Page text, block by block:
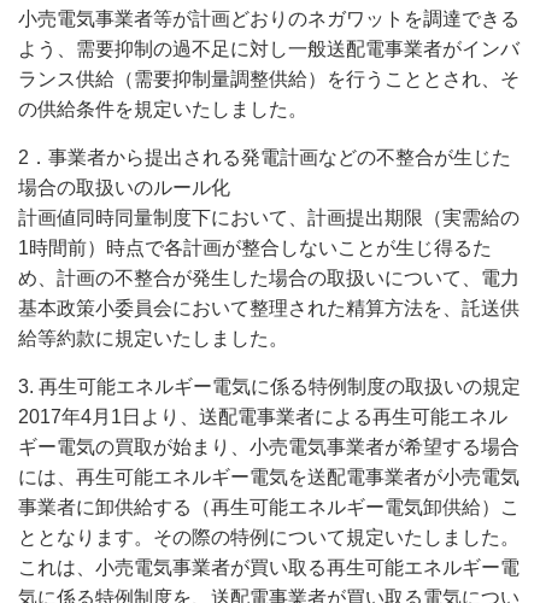
小売電気事業者等が計画どおりのネガワットを調達できる
よう、需要抑制の過不足に対し一般送配電事業者がインバ
ランス供給（需要抑制量調整供給）を行うこととされ、そ
の供給条件を規定いたしました。
2．事業者から提出される発電計画などの不整合が生じた
場合の取扱いのルール化
計画値同時同量制度下において、計画提出期限（実需給の
1時間前）時点で各計画が整合しないことが生じ得るた
め、計画の不整合が発生した場合の取扱いについて、電力
基本政策小委員会において整理された精算方法を、託送供
給等約款に規定いたしました。
3. 再生可能エネルギー電気に係る特例制度の取扱いの規定
2017年4月1日より、送配電事業者による再生可能エネル
ギー電気の買取が始まり、小売電気事業者が希望する場合
には、再生可能エネルギー電気を送配電事業者が小売電気
事業者に卸供給する（再生可能エネルギー電気卸供給）こ
ととなります。その際の特例について規定いたしました。
これは、小売電気事業者が買い取る再生可能エネルギー電
気に係る特例制度を、送配電事業者が買い取る電気につい